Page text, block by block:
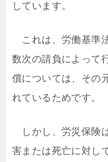
しています。
これは、労働基準
数次の請負によって
償については、その
れているためです。
しかし、労災保険
害または死亡に対し